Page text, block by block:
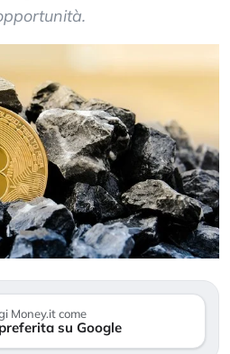
Money.it come
su Google